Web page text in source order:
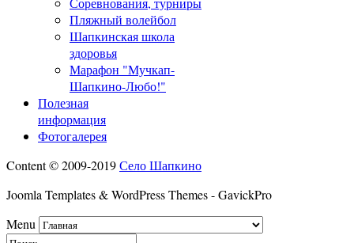
Пляжный волейбол
Шапкинская школа
здоровья
Марафон "Мучкап-
Шапкино-Любо!"
Полезная
информация
Фотогалерея
Content © 2009-2019Село Шапкино
Joomla Templates & WordPress Themes - GavickPro
Menu